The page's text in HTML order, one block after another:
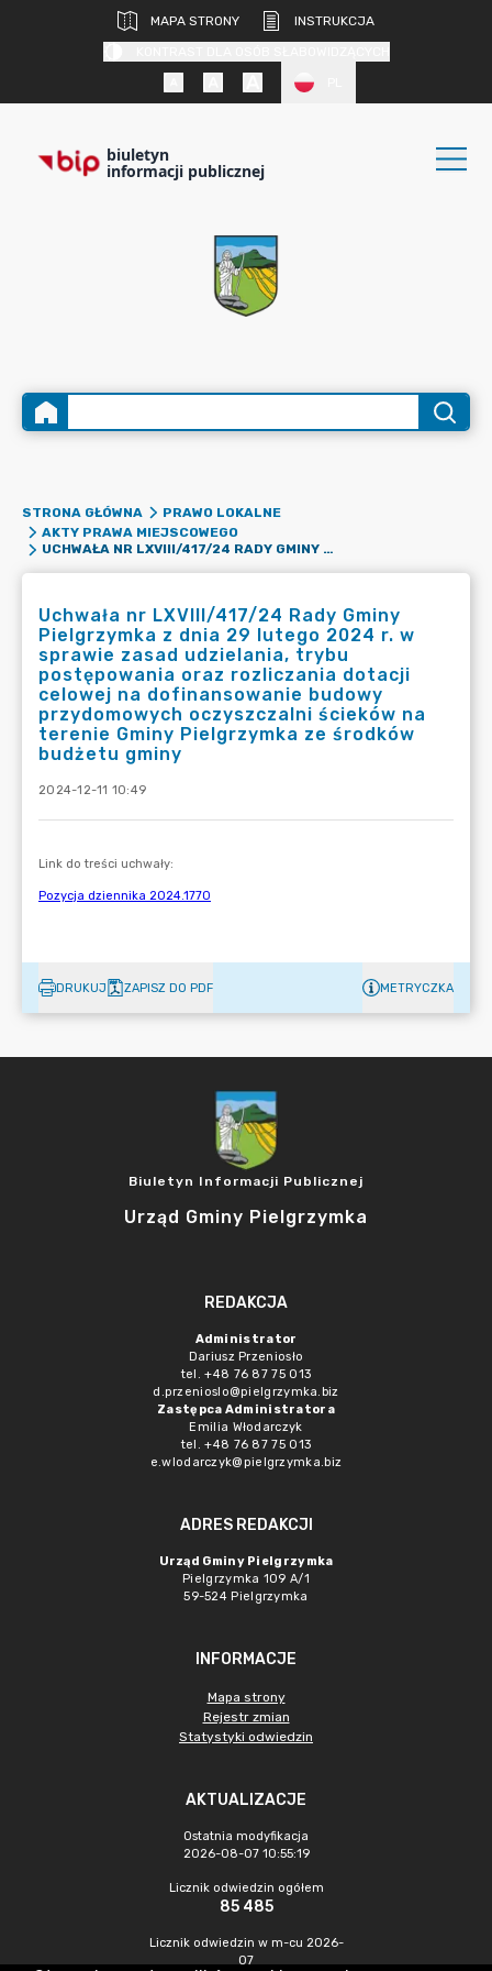
MAPA STRONY
INSTRUKCJA
biuletyn
informacji publicznej
STRONA GŁÓWNA
PRAWO LOKALNE
AKTY PRAWA MIEJSCOWEGO
UCHWAŁA NR LXVIII/417/24 RADY GMINY PIELGRZYMKA Z DNIA 29 LUTEGO 2024 R. W SPRAWIE ZASAD UDZIELANIA, TRYBU POSTĘPOWANIA ORAZ ROZLICZANIA DOTACJI CELOWEJ NA DOFINANSOWANIE BUDOWY PRZYDOMOWYCH OCZYSZCZALNI ŚCIEKÓW NA TERENIE GMINY PIELGRZYMKA ZE ŚRODKÓW BUDŻETU GMINY
Uchwała nr LXVIII/417/24 Rady Gminy
Pielgrzymka z dnia 29 lutego 2024 r. w
sprawie zasad udzielania, trybu
postępowania oraz rozliczania dotacji
celowej na dofinansowanie budowy
przydomowych oczyszczalni ścieków na
terenie Gminy Pielgrzymka ze środków
budżetu gminy
2024-12-11 10:49
DRUKUJ ZAPISZ DO PDF METRYCZKA
Biuletyn Informacji Publicznej
Urząd Gminy Pielgrzymka
REDAKCJA
Administrator
Dariusz Przeniosło
tel. +48 76 87 75 013
d.przenioslo@pielgrzymka.biz
Zastępca Administratora
Emilia Włodarczyk
tel. +48 76 87 75 013
e.wlodarczyk@pielgrzymka.biz
ADRES REDAKCJI
Urząd Gminy Pielgrzymka
Pielgrzymka 109 A/1
59-524 Pielgrzymka
INFORMACJE
Mapa strony
Rejestr zmian
Statystyki odwiedzin
AKTUALIZACJE
Ostatnia modyfikacja
2026-08-07 10:55:19
Licznik odwiedzin ogółem
85 485
Licznik odwiedzin w m-cu 2026-
07